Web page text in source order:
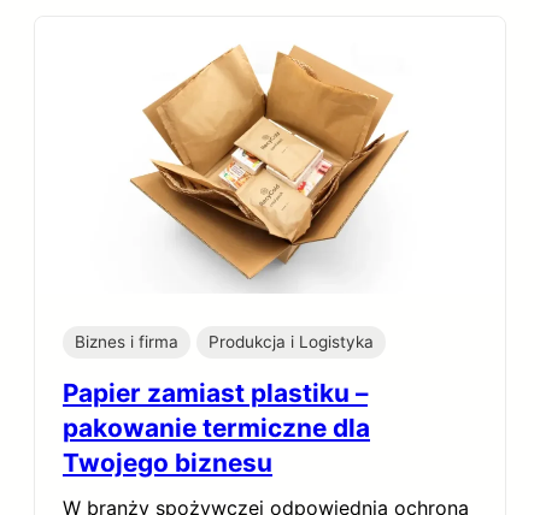
Biznes i firma Produkcja i Logistyka
Papier zamiast plastiku –
pakowanie termiczne dla
Twojego biznesu
W branży spożywczej odpowiednia ochrona